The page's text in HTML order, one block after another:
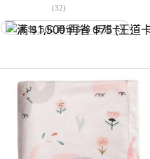
(32)
满 $1,500 再省 $75 (王道卡)